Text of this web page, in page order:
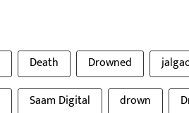
Death Drowned
Saam Digital drown